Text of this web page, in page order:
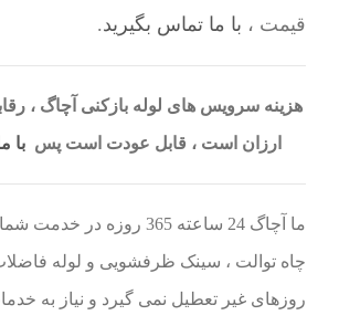
قیمت ، با ما تماس بگیرید.
هزینه سرویس های لوله بازکنی آچاگ ،
ارزان است ، قابل عودت است پس با
ما آچاگ 24 ساعته 365 روزه
چاه توالت ، سینک ظرفشویی و لوله
روزهای غیر تعطیل نمی گیرد و نیاز به